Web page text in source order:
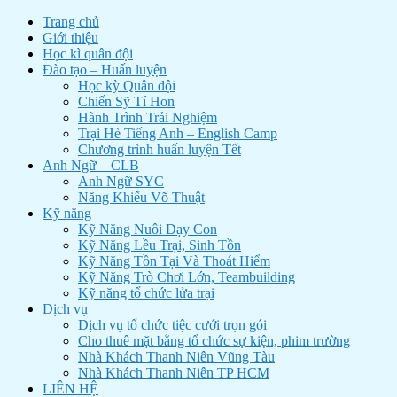
Trang chủ
Giới thiệu
Học kì quân đội
Đào tạo – Huấn luyện
Học kỳ Quân đội
Chiến Sỹ Tí Hon
Hành Trình Trải Nghiệm
Trại Hè Tiếng Anh – English Camp
Chương trình huấn luyện Tết
Anh Ngữ – CLB
Anh Ngữ SYC
Năng Khiếu Võ Thuật
Kỹ năng
Kỹ Năng Nuôi Dạy Con
Kỹ Năng Lều Trại, Sinh Tồn
Kỹ Năng Tồn Tại Và Thoát Hiểm
Kỹ Năng Trò Chơi Lớn, Teambuilding
Kỹ năng tổ chức lửa trại
Dịch vụ
Dịch vụ tổ chức tiệc cưới trọn gói
Cho thuê mặt bằng tổ chức sự kiện, phim trường
Nhà Khách Thanh Niên Vũng Tàu
Nhà Khách Thanh Niên TP HCM
LIÊN HỆ